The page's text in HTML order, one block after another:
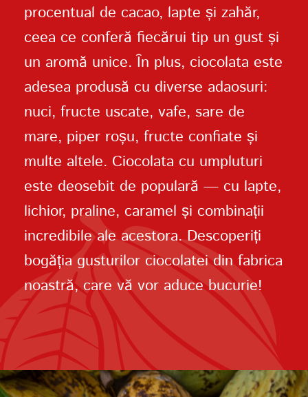
procentual de cacao, lapte și zahăr,
ceea ce conferă fiecărui tip un gust și
un aromă unice. În plus, ciocolata este
adesea produsă cu diverse adaosuri:
nuci, fructe uscate, vafe, sare de
mare, piper roșu, fructe confiate și
multe altele. Ciocolata cu umpluturi
este deosebit de populară — cu lapte,
lichior, praline, caramel și combinații
incredibile ale acestora. Descoperiți
bogăția gusturilor ciocolatei din fabrica
noastră, care vă vor aduce bucurie!